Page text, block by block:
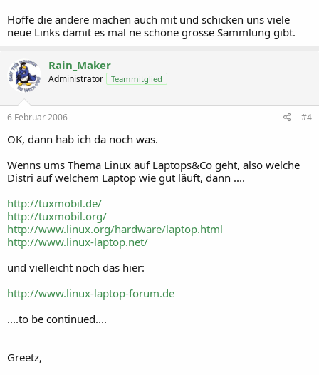
Hoffe die andere machen auch mit und schicken uns viele
neue Links damit es mal ne schöne grosse Sammlung gibt.
Rain_Maker
Administrator Teammitglied
6 Februar 2006 #4
OK, dann hab ich da noch was.
Wenns ums Thema Linux auf Laptops&Co geht, also welche
Distri auf welchem Laptop wie gut läuft, dann ....
http://tuxmobil.de/
http://tuxmobil.org/
http://www.linux.org/hardware/laptop.html
http://www.linux-laptop.net/
und vielleicht noch das hier:
http://www.linux-laptop-forum.de
....to be continued....
Greetz,